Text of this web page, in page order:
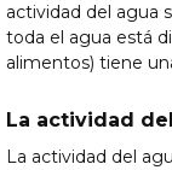
actividad del agua
toda el agua está
alimentos) tiene
La actividad
La actividad del